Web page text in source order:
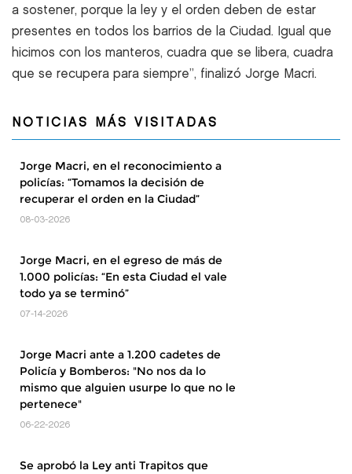
a sostener, porque la ley y el orden deben de estar
presentes en todos los barrios de la Ciudad. Igual que
hicimos con los manteros, cuadra que se libera, cuadra
que se recupera para siempre”, finalizó Jorge Macri.
NOTICIAS MÁS VISITADAS
Jorge Macri, en el reconocimiento a
policías: “Tomamos la decisión de
recuperar el orden en la Ciudad”
08-03-2026
Jorge Macri, en el egreso de más de
1.000 policías: “En esta Ciudad el vale
todo ya se terminó”
07-14-2026
Jorge Macri ante a 1.200 cadetes de
Policía y Bomberos: "No nos da lo
mismo que alguien usurpe lo que no le
pertenece"
06-22-2026
Se aprobó la Ley anti Trapitos que